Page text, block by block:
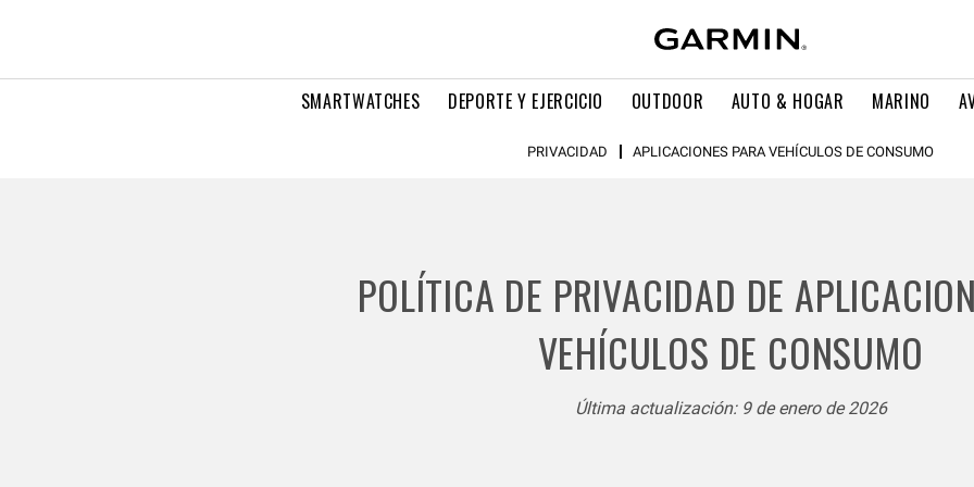
SMARTWATCHES DEPORTE Y EJERCICIO OUTDOOR AUTO & HOGAR MARINO
PRIVACIDAD APLICACIONES PARA VEHÍCULOS DE CONSUMO
POLÍTICA DE PRIVACIDAD DE
VEHÍCULOS DE CONSUMO
Última actualización: 9 de enero de 2026